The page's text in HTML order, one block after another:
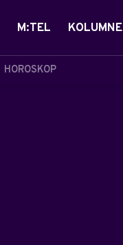
HOROSKOP
M:TEL KOLUMNE